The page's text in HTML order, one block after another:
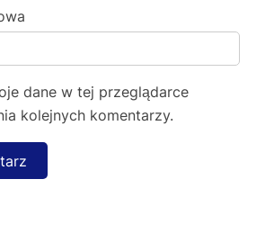
dane w tej przeglądarce
kolejnych komentarzy.